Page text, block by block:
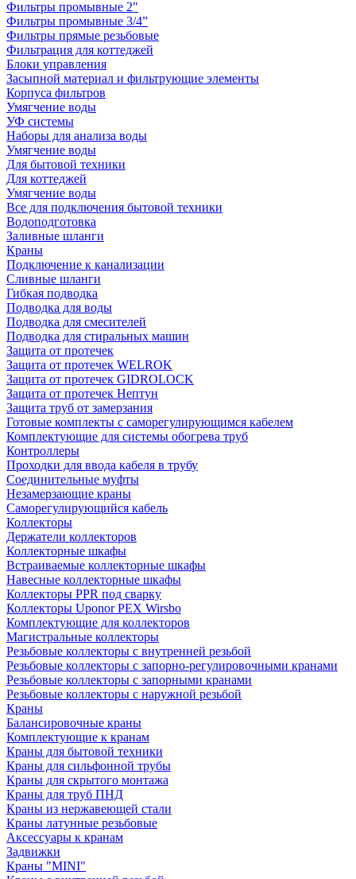
Фильтры промывные 2"
Фильтры промывные 3/4”
Фильтры прямые резьбовые
Фильтрация для коттеджей
Блоки управления
Засыпной материал и фильтрующие элементы
Корпуса фильтров
Умягчение воды
УФ системы
Наборы для анализа воды
Умягчение воды
Для бытовой техники
Для коттеджей
Умягчение воды
Все для подключения бытовой техники
Водоподготовка
Заливные шланги
Краны
Подключение к канализации
Сливные шланги
Гибкая подводка
Подводка для воды
Подводка для смесителей
Подводка для стиральных машин
Защита от протечек
Защита от протечек WELROK
Защита от протечек GIDROLOCK
Защита от протечек Нептун
Защита труб от замерзания
Готовые комплекты с саморегулирующимся кабелем
Комплектующие для системы обогрева труб
Контроллеры
Проходки для ввода кабеля в трубу
Соединительные муфты
Незамерзающие краны
Саморегулирующийся кабель
Коллекторы
Держатели коллекторов
Коллекторные шкафы
Встраиваемые коллекторные шкафы
Навесные коллекторные шкафы
Коллекторы PPR под сварку
Коллекторы Uponor PEX Wirsbo
Комплектующие для коллекторов
Магистральные коллекторы
Резьбовые коллекторы с внутренней резьбой
Резьбовые коллекторы с запорно-регулировочными кранами
Резьбовые коллекторы с запорными кранами
Резьбовые коллекторы с наружной резьбой
Краны
Балансировочные краны
Комплектующие к кранам
Краны для бытовой техники
Краны для сильфонной трубы
Краны для скрытого монтажа
Краны для труб ПНД
Краны из нержавеющей стали
Краны латунные резьбовые
Аксессуары к кранам
Задвижки
Краны "MINI"